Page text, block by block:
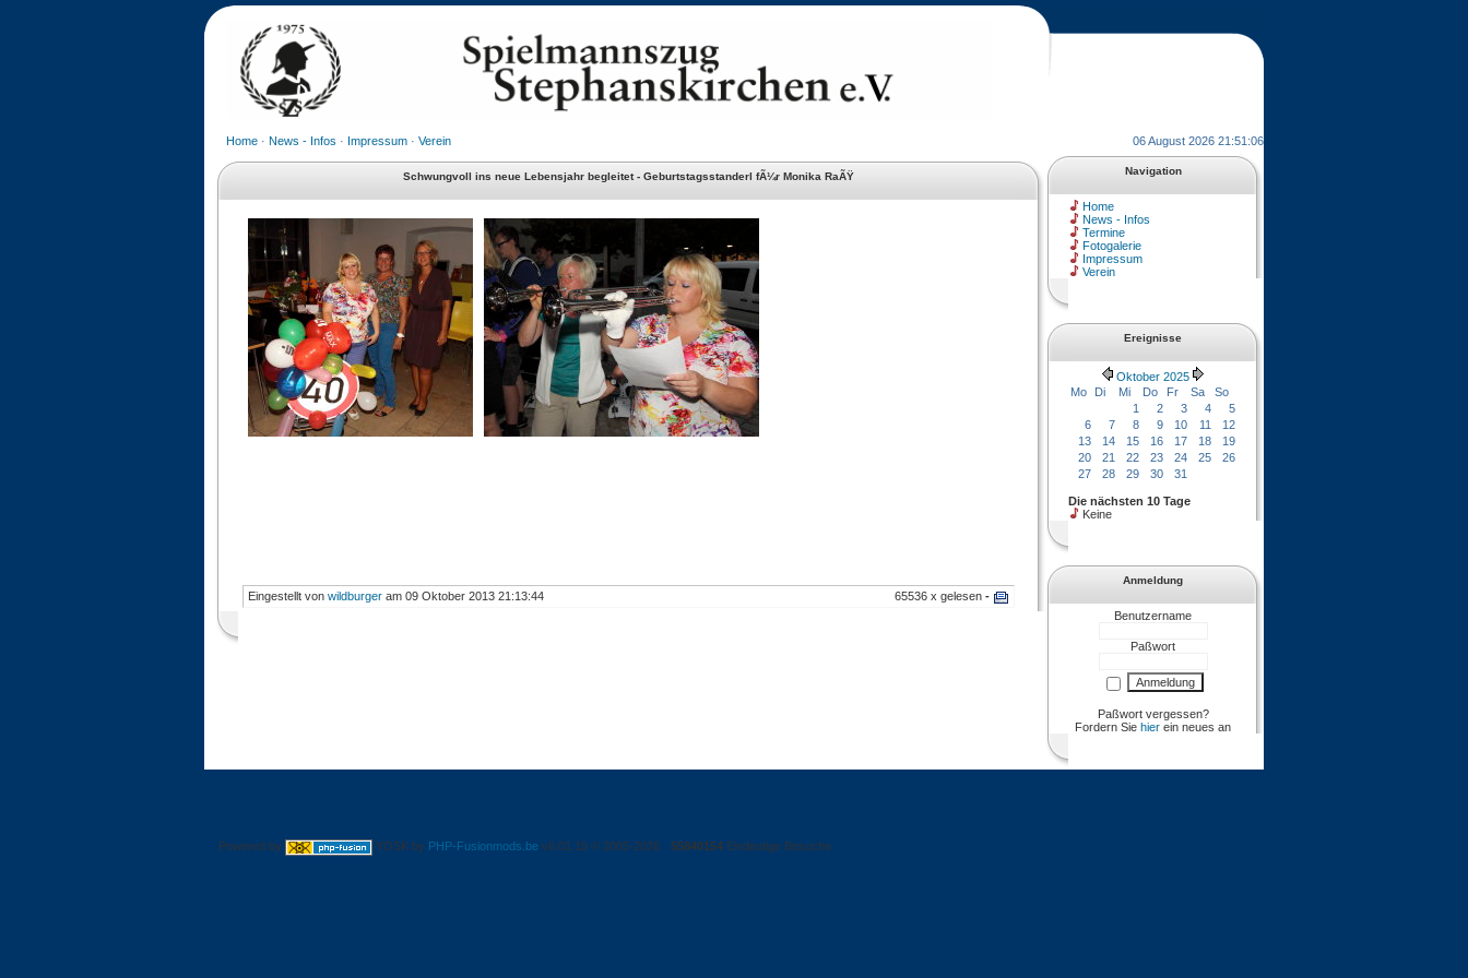
Home · News - Infos · Impressum · Verein 06 August 2026 21:51:06
Schwungvoll ins neue Lebensjahr begleitet - Geburtstagsstanderl fÃ¼r Monika RaÃŸ
Eingestellt von wildburger am 09 Oktober 2013 21:13:44 65536 x gelesen -
Navigation
Home
News - Infos
Termine
Fotogalerie
Impressum
Verein
Ereignisse
Oktober 2025
Mo
Di Mi Do Fr Sa
So
1
2 3 4
5
6
7 8 9 10 11
12
13
14 15 16 17 18
19
20
21 22 23 24 25
26
27
28 29 30 31
Die nächsten 10 Tage
Keine
Anmeldung
Benutzername
Paßwort
Paßwort vergessen?
Fordern Sie hier ein neues an
Powered by YOSK by PHP-Fusionmods.be v6.01.15 © 2005-2026 55840154 Eindeutige Besuche